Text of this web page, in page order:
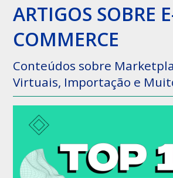
ARTIGOS SOBRE
COMMERCE
Conteúdos sobre
Virtuais, Importação e